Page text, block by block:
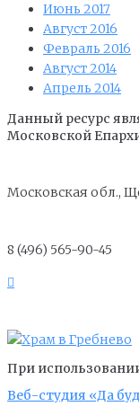
Июнь 2017
Август 2016
Февраль 2016
Август 2014
Апрель 2014
Данный ресурс
Московской
Московская обл.,
8 (496) 565-90-45
При
Веб-студия «Да